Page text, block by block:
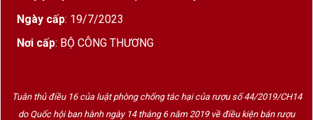
Ngày cấp: 19/7/2023
Nơi cấp: BỘ CÔNG THƯƠNG
Tuân thủ điều 16 của luật phòng chống tác hại của rượu số 44/2019/CH14
do Quốc hội ban hành ngày 14 tháng 6 năm 2019 về điều kiện bán rượu